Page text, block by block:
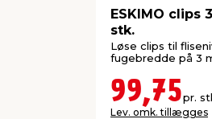
ESKIMO clips
stk.
Løse clips til
fugebredde på 3
99,75pr.
Lev. omk. tillægges